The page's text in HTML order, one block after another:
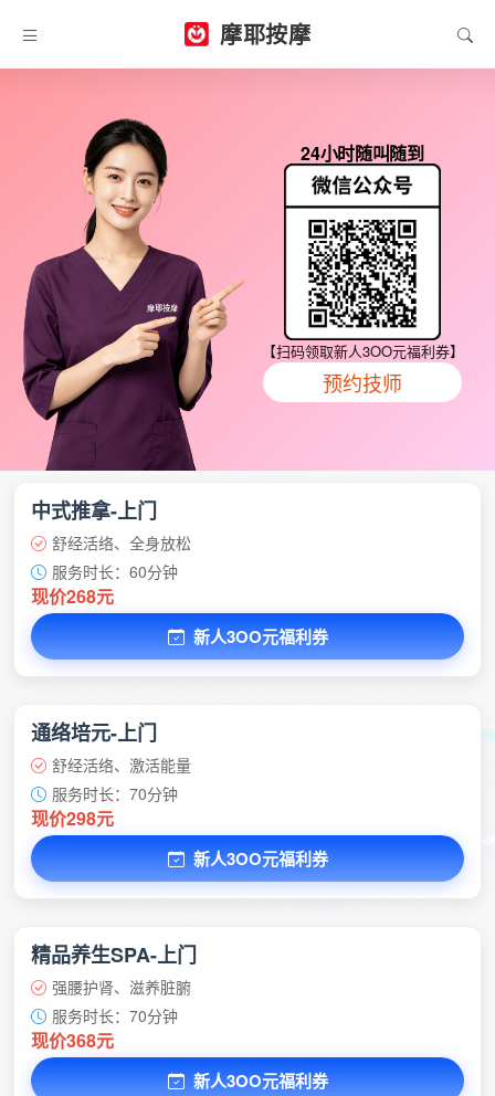
摩耶按摩
24小时随叫随到
【扫码领取新人3OO元福利券】
预约技师
中式推拿-上门
舒经活络、全身放松
服务时长：60分钟
现价268元
新人3OO元福利券
通络培元-上门
舒经活络、激活能量
服务时长：70分钟
现价298元
新人3OO元福利券
精品养生SPA-上门
强腰护肾、滋养脏腑
服务时长：70分钟
现价368元
新人3OO元福利券